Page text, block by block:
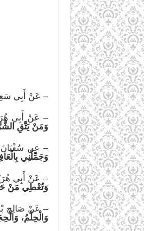
– عَنْ أَبِي
– عَنْ أَبِي
وَمَنْ يَتَّقِ
– عن سُفْيَانَ
وَجَمِّلْنِي
– عَنْ أَبِي
وَتُعْطِي مَنْ
– عَنْ صَالِحِ
وَالْحِلْمُ،